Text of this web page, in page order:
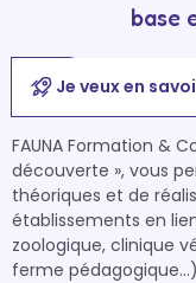
base
Je veux en
FAUNA Formation &
découverte », vous
théoriques et de
établissements en
zoologique, clinique
ferme